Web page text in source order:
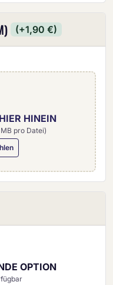
(+1,90 €)
HINEIN
pro Datei)
OPTION